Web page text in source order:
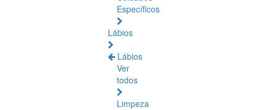
Específicos
Lábios
Lábios
Ver
todos
Limpeza